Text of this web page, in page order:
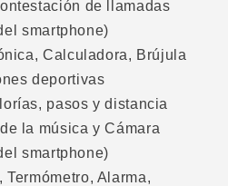
de llamadas
smartphone)
Calculadora, Brújula
deportivas
pasos y distancia
la música y Cámara
smartphone)
Alarma,